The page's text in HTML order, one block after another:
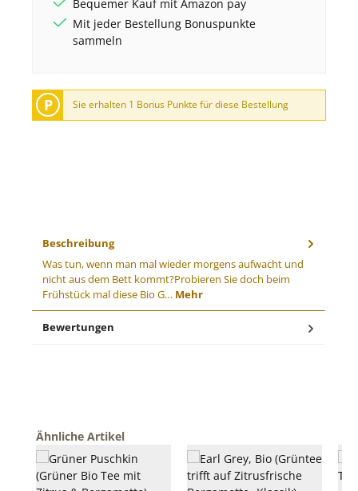
Bequemer Kauf mit Amazon pay
Mit jeder Bestellung Bonuspunkte
sammeln
P Sie erhalten 1 Bonus Punkte für diese Bestellung
Beschreibung
Was tun, wenn man mal wieder morgens aufwacht und
nicht aus dem Bett kommt?Probieren Sie doch beim
Frühstück mal diese Bio G… Mehr
Bewertungen
Produktgalerie überspringen
Ähnliche Artikel